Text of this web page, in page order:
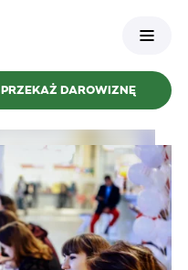
PRZEKAŻ DAROWIZNĘ